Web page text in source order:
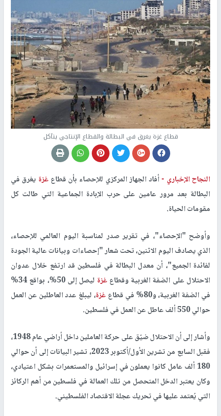
قطاع غزة يغرق في البطالة والقطاع الإنتاجي يتآكل
النجاح الإخباري -أفاد الجهاز المركزي للإحصاء بأن قطاع غزة يغرق في
البطالة بعد مرور عامين على حرب الإبادة الجماعية التي طالت كل
مقومات الحياة.
وأوضح "الإحصاء"، في تقرير صدر لمناسبة اليوم العالمي للإحصاء،
الذي يصادف اليوم الاثنين، تحت شعار "إحصاءات وبيانات عالية الجودة
لفائدة الجميع"، أن معدل البطالة في فلسطين قد ارتفع خلال عدوان
الاحتلال على الضفة الغربية وقطاع غزة
ليصل إلى 50%، بواقع 34%
في الضفة الغربية، و80% في قطاع
غزة، ليبلغ عدد العاطلين عن العمل
حوالي 550 ألف عاطل عن العمل في فلسطين.
وأشار إلى أن الاحتلال ضيّق على حركة العاملين داخل أراضي عام 1948،
فقبل السابع من تشرين الأول/أكتوبر 2023، تشير البيانات إلى أن حوالي
180 ألف عامل كانوا يعملون في إسرائيل والمستعمرات بشكل اعتيادي،
وكان يعتبر الدخل المتحصل من تلك العمالة في فلسطين من أهم الركائز
التي يُعتمد عليها في تحريك عجلة الاقتصاد الفلسطيني.